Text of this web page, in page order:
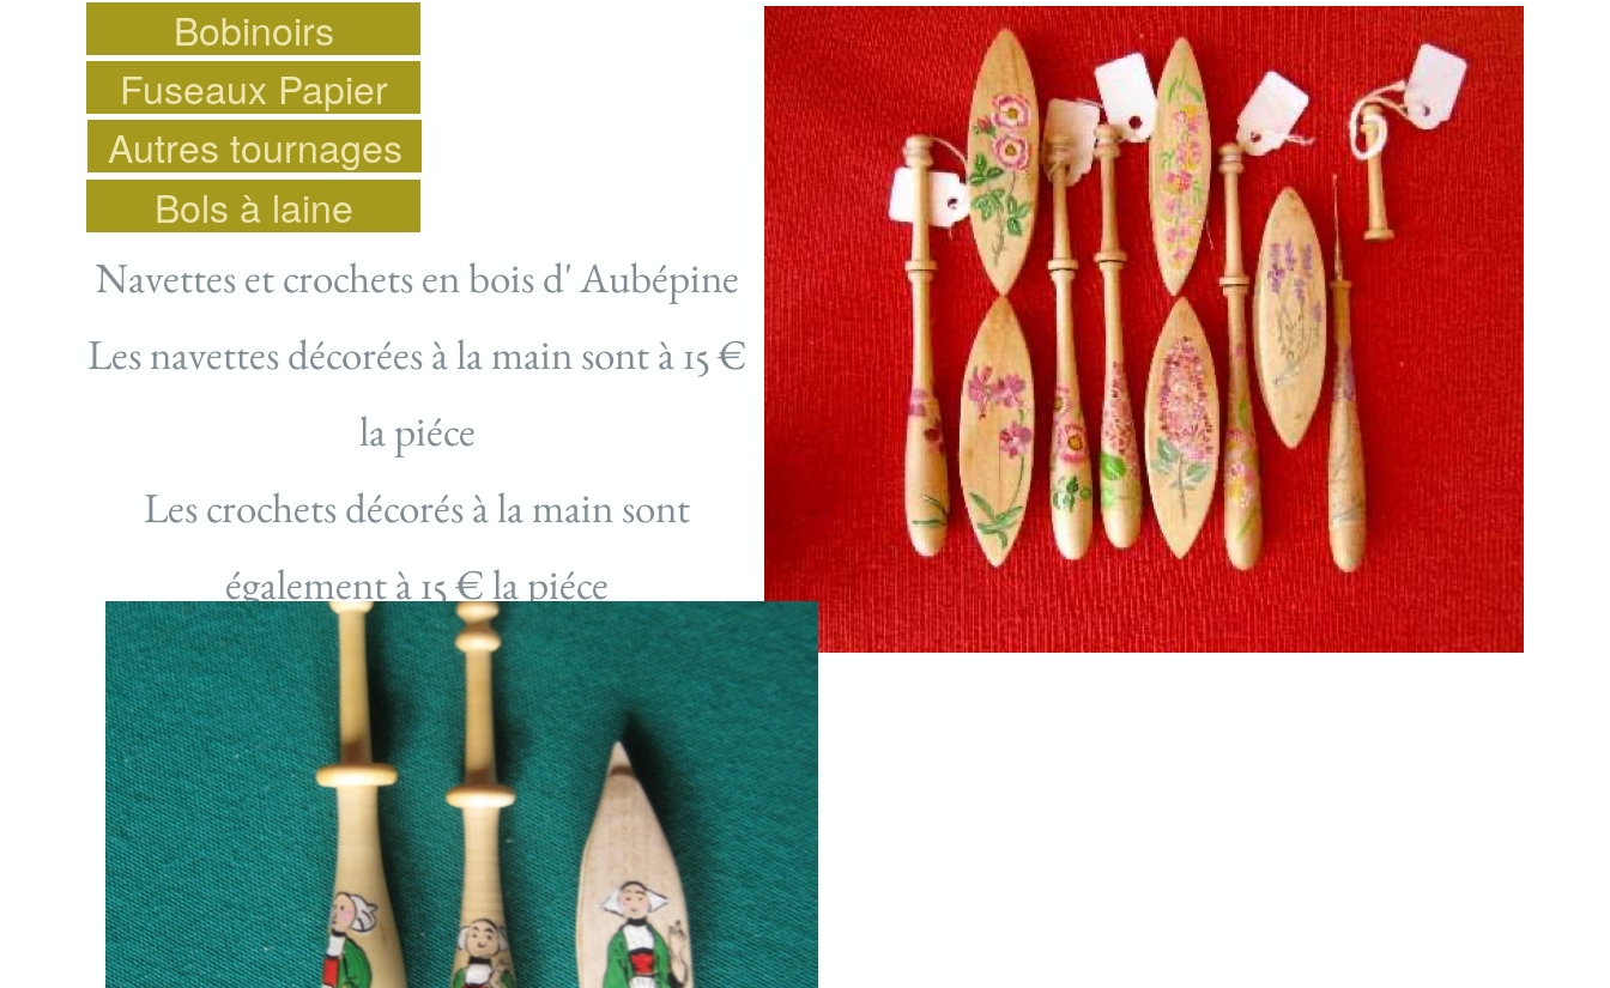
Bobinoirs
Fuseaux Papier
Bols à laine
Autres tournages
Navettes et crochets en bois d' Aubépine
Les navettes décorées à la main sont à 15 €
la piéce
Les crochets décorés à la main sont
également à 15 € la piéce